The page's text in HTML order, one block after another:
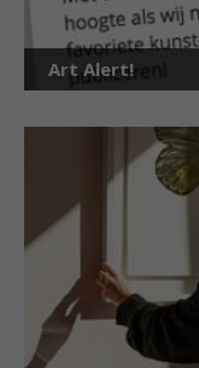
Art Alert!